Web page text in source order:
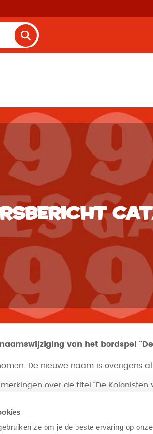
ze om je de beste ervaring op
van het bordspel
De nieuwe naam is overigens al
over de titel “De
jaren wereldwijd